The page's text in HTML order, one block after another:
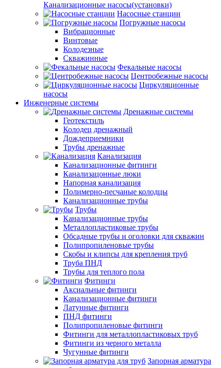
Канализационные насосы(установки)
Насосные станции
Погружные насосы
Вибрационные
Винтовые
Колодезные
Скважинные
Фекальные насосы
Центробежные насосы
Циркуляционные
насосы
Инженерные системы
Дренажные системы
Геотекстиль
Колодец дренажный
Дождеприемники
Трубы дренажные
Канализация
Канализационные фитинги
Канализацонные люки
Напорная канализация
Полимерно-песчаные колодцы
Канализационные трубы
Трубы
Канализационные трубы
Металлопластиковые трубы
Обсадные трубы и оголовки для скважин
Полипропиленовые трубы
Скобы и клипсы для крепления труб
Труба ПНД
Трубы для теплого пола
Фитинги
Аксиальные фитинги
Канализационные фитинги
Латунные фитинги
ПНД фитинги
Полипропиленовые фитинги
Фитинги для металлопластиковых труб
Фитинги из черного металла
Чугунные фитинги
Запорная арматура